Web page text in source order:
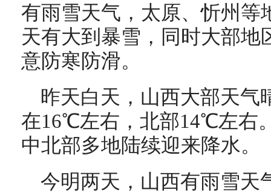
有雨雪天气，太原、忻州等
天有大到暴雪，同时大部地
意防寒防滑。
昨天白天，山西大部天气
在16℃左右，北部14℃左右
中北部多地陆续迎来降水。
今明两天，山西有雨雪天